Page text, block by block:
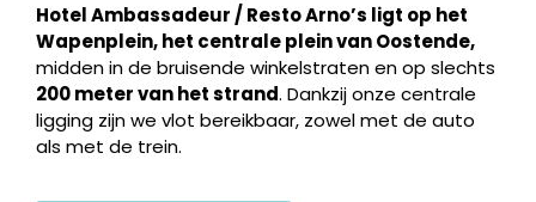
Hotel Ambassadeur / Resto Arno’s ligt op het
Wapenplein, het centrale plein van Oostende,
midden in de bruisende winkelstraten en op slechts
200 meter van het strand. Dankzij onze centrale
ligging zijn we vlot bereikbaar, zowel met de auto
als met de trein.